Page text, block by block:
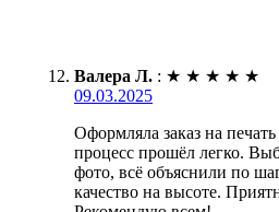
Валера Л. : ★ ★ ★ ★ ★
09.03.2025
Оформляла заказ на
процесс прошёл легко.
фото, всё объяснили по
качество на высоте.